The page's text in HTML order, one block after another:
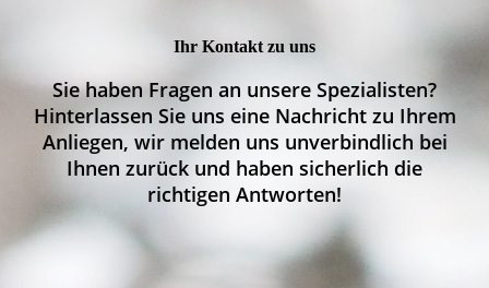
Ihr Kontakt zu uns
Sie haben Fragen an unsere Spezialisten?
Hinterlassen Sie uns eine Nachricht zu Ihrem
Anliegen, wir melden uns unverbindlich bei
Ihnen zurück und haben sicherlich die
richtigen Antworten!